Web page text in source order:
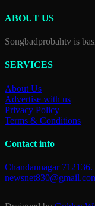
ABOUT US
Songbadprobahtv is
SERVICES
About Us
Advertise with us
Privacy Policy
Terms & Conditions
Contact info
Chandannagar 712136.